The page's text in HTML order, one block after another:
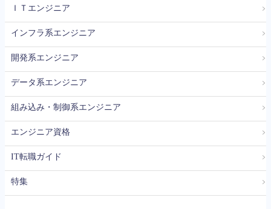
ＩＴエンジニア ＞
インフラ系エンジニア ＞
開発系エンジニア ＞
データ系エンジニア ＞
組み込み・制御系エンジニア ＞
エンジニア資格 ＞
IT転職ガイド ＞
特集 ＞